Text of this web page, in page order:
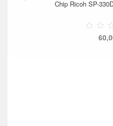
Chip Ricoh SP-